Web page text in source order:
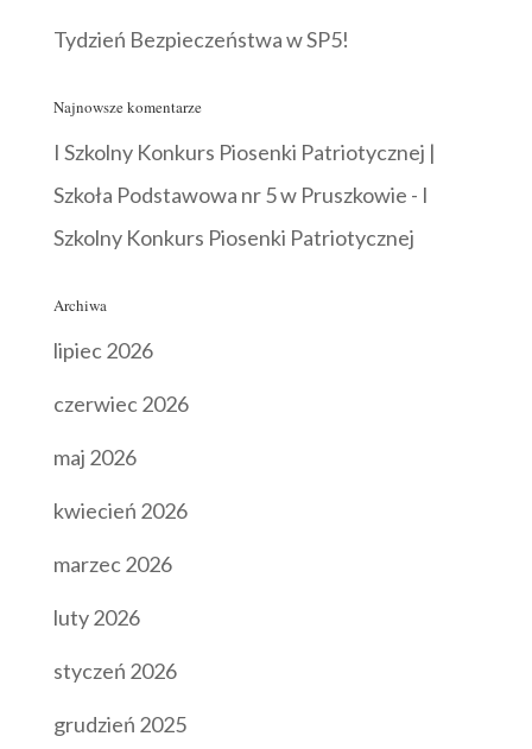
Tydzień Bezpieczeństwa w SP5!
Najnowsze komentarze
I Szkolny Konkurs Piosenki Patriotycznej |
Szkoła Podstawowa nr 5 w Pruszkowie - I
Szkolny Konkurs Piosenki Patriotycznej
Archiwa
lipiec 2026
czerwiec 2026
maj 2026
kwiecień 2026
marzec 2026
luty 2026
styczeń 2026
grudzień 2025